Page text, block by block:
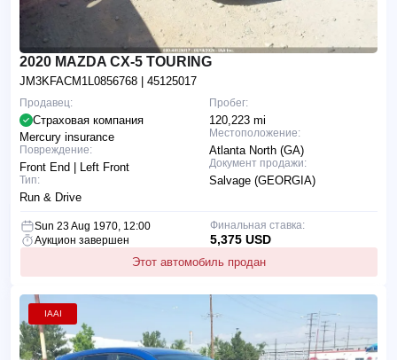
2020 MAZDA CX-5 TOURING
JM3KFACM1L0856768 | 45125017
Пробег:
120,223 mi
Местоположение:
Atlanta North (GA)
Документ продажи:
Salvage (GEORGIA)
Продавец:
Страховая компания
Mercury insurance
Повреждение:
Front End | Left Front
Тип:
Run & Drive
Sun 23 Aug 1970, 12:00
Аукцион завершен
Этот автомобиль продан
Финальная ставка:
5,375 USD
IAAI